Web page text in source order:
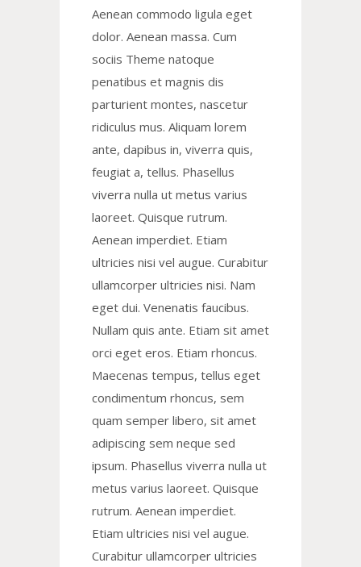
Aenean commodo ligula eget
dolor. Aenean massa. Cum
sociis Theme natoque
penatibus et magnis dis
parturient montes, nascetur
ridiculus mus. Aliquam lorem
ante, dapibus in, viverra quis,
feugiat a, tellus. Phasellus
viverra nulla ut metus varius
laoreet. Quisque rutrum.
Aenean imperdiet. Etiam
ultricies nisi vel augue. Curabitur
ullamcorper ultricies nisi. Nam
eget dui. Venenatis faucibus.
Nullam quis ante. Etiam sit amet
orci eget eros. Etiam rhoncus.
Maecenas tempus, tellus eget
condimentum rhoncus, sem
quam semper libero, sit amet
adipiscing sem neque sed
ipsum. Phasellus viverra nulla ut
metus varius laoreet. Quisque
rutrum. Aenean imperdiet.
Etiam ultricies nisi vel augue.
Curabitur ullamcorper ultricies